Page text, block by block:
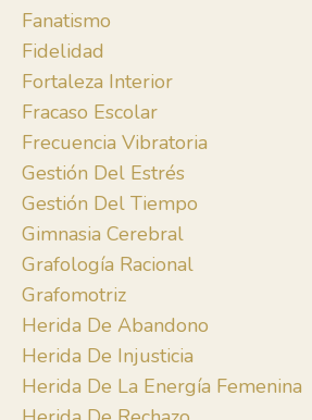
Fanatismo
Fidelidad
Fortaleza Interior
Fracaso Escolar
Frecuencia Vibratoria
Gestión Del Estrés
Gestión Del Tiempo
Gimnasia Cerebral
Grafología Racional
Grafomotriz
Herida De Abandono
Herida De Injusticia
Herida De La Energía Femenina